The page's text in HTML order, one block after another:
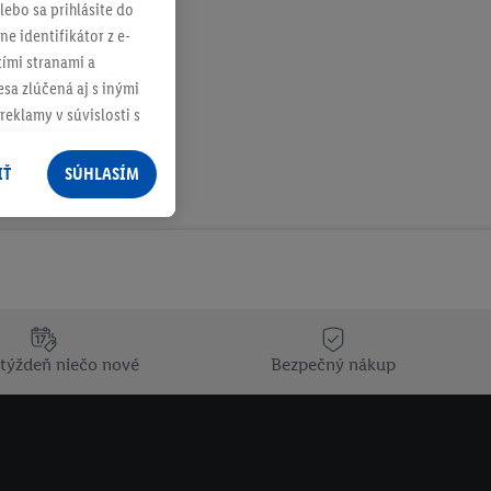
niečo nové Bezpečný nákup
sa prihlásite do
identifikátor z e-
stranami a
zlúčená aj s inými
v súvislosti s
rôznych službách
spoločnosti
ktoré má
osobných
na "Súhlasím
o dobe
v našichzásadách
SÚHLASÍM